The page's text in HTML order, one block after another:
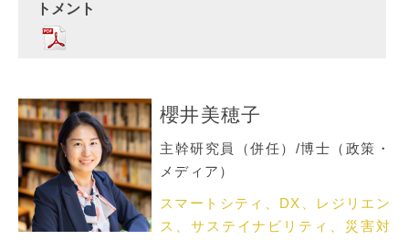
トメント
櫻井美穂子
主幹研究員（併任）/博士（政策・
メディア）
スマートシティ、DX、レジリエン
ス、サステイナビリティ、災害対